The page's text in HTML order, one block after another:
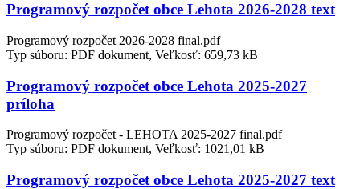
Programový rozpočet obce Lehota 2026-2028 text
Programový rozpočet 2026-2028 final.pdf
Typ súboru: PDF dokument, Veľkosť: 659,73 kB
Programový rozpočet obce Lehota 2025-2027
príloha
Programový rozpočet - LEHOTA 2025-2027 final.pdf
Typ súboru: PDF dokument, Veľkosť: 1021,01 kB
Programový rozpočet obce Lehota 2025-2027 text